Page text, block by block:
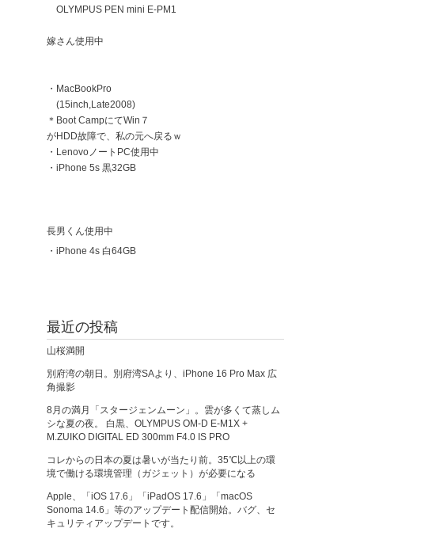
OLYMPUS PEN mini E-PM1
嫁さん使用中
・MacBookPro
(15inch,Late2008)
＊Boot CampにてWin７
がHDD故障で、私の元へ戻るｗ
・LenovoノートPC使用中
・iPhone 5s 黒32GB
長男くん使用中
・iPhone 4s 白64GB
最近の投稿
山桜満開
別府湾の朝日。別府湾SAより、iPhone 16 Pro Max 広
角撮影
8月の満月「スタージェンムーン」。雲が多くて蒸しム
シな夏の夜。 白黒、OLYMPUS OM-D E-M1X +
M.ZUIKO DIGITAL ED 300mm F4.0 IS PRO
コレからの日本の夏は暑いが当たり前。35℃以上の環
境で働ける環境管理（ガジェット）が必要になる
Apple、「iOS 17.6」「iPadOS 17.6」「macOS
Sonoma 14.6」等のアップデート配信開始。バグ、セ
キュリティアップデートです。